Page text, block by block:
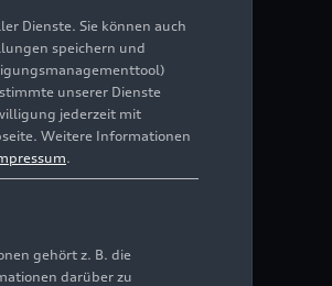
Dienste. Sie können auch
speichern und
unserer Dienste
jederzeit mit
Weitere Informationen
.
gehört z. B. die
darüber zu